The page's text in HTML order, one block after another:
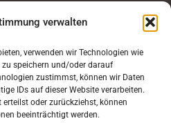
verwalten
verwenden wir Technologien wie
speichern und/oder darauf
zustimmst, können wir Daten
IDs auf dieser Website verarbeiten.
oder zurückziehst, können
beeinträchtigt werden.